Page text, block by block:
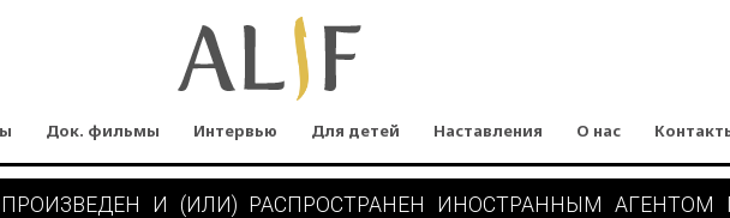
Док. фильмы Интервью Для детей Наставления О нас
И (ИЛИ) РАСПРОСТРАНЕН ИНОСТРАННЫМ АГЕНТОМ